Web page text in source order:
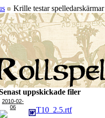
Krille testar spelledarskärmar
uppskickade filer
2010-02-
06
T10_2.5.rtf